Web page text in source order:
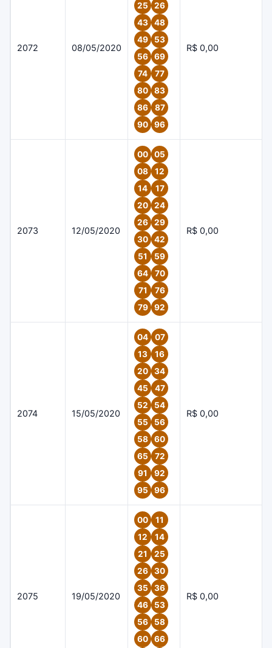
2072 08/05/2020
25
26
43
48
49
53
56
69
74
77
80
83
86
87
90
96
R$ 0,00
2073 12/05/2020
00
05
08
12
14
17
20
24
26
29
30
42
51
59
64
70
71
76
79
92
R$ 0,00
2074 15/05/2020
04
07
13
16
20
34
45
47
52
54
55
56
58
60
65
72
91
92
95
96
R$ 0,00
2075 19/05/2020
00
11
12
14
21
25
26
30
35
36
46
53
56
58
60
66
R$ 0,00